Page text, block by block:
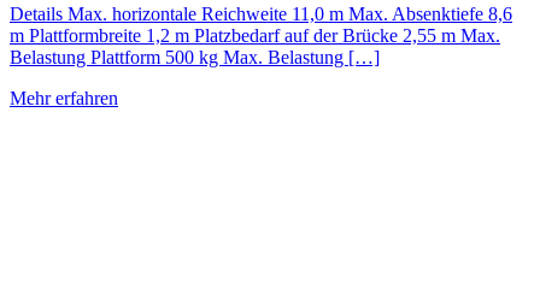
Details Max. horizontale Reichweite 11,0 m Max. Absenktiefe 8,6
m Plattformbreite 1,2 m Platzbedarf auf der Brücke 2,55 m Max.
Belastung Plattform 500 kg Max. Belastung […]
Mehr erfahren